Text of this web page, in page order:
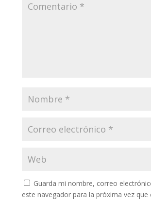
Guarda mi nombre, correo
este navegador para la próxima vez que